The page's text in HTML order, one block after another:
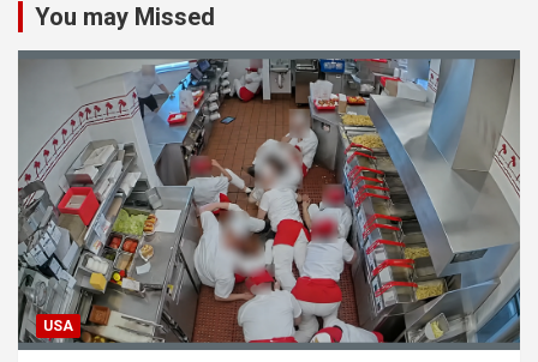
You may Missed
USA